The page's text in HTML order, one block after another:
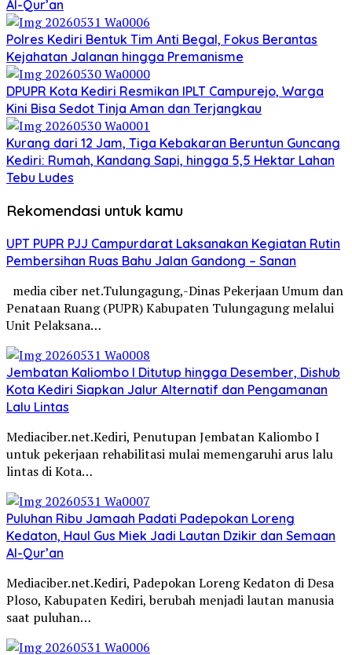
Al-Qur’an
Polres Kediri Bentuk Tim Anti Begal, Fokus Berantas
Kejahatan Jalanan hingga Premanisme
DPUPR Kota Kediri Resmikan IPLT Campurejo, Warga
Kini Bisa Sedot Tinja Aman dan Terjangkau
Kurang dari 12 Jam, Tiga Kebakaran Beruntun Guncang
Kediri: Rumah, Kandang Sapi, hingga 5,5 Hektar Lahan
Tebu Ludes
Rekomendasi untuk kamu
UPT PUPR PJJ Campurdarat Laksanakan Kegiatan Rutin
Pembersihan Ruas Bahu Jalan Gandong – Sanan
media ciber net.Tulungagung,-Dinas Pekerjaan Umum dan
Penataan Ruang (PUPR) Kabupaten Tulungagung melalui
Unit Pelaksana…
Jembatan Kaliombo I Ditutup hingga Desember, Dishub
Kota Kediri Siapkan Jalur Alternatif dan Pengamanan
Lalu Lintas
Mediaciber.net.Kediri, Penutupan Jembatan Kaliombo I
untuk pekerjaan rehabilitasi mulai memengaruhi arus lalu
lintas di Kota…
Puluhan Ribu Jamaah Padati Padepokan Loreng
Kedaton, Haul Gus Miek Jadi Lautan Dzikir dan Semaan
Al-Qur’an
Mediaciber.net.Kediri, Padepokan Loreng Kedaton di Desa
Ploso, Kabupaten Kediri, berubah menjadi lautan manusia
saat puluhan…